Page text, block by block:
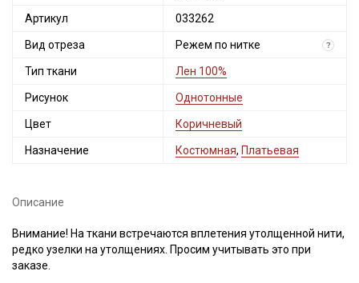
Артикул 033262
Вид отреза Режем по нитке ?
Тип ткани Лен 100%
Рисунок Однотонные
Цвет Коричневый
Назначение Костюмная, Платьевая
Описание
Внимание! На ткани встречаются вплетения утолщенной нити,
редко узелки на утолщениях. Просим учитывать это при
заказе.